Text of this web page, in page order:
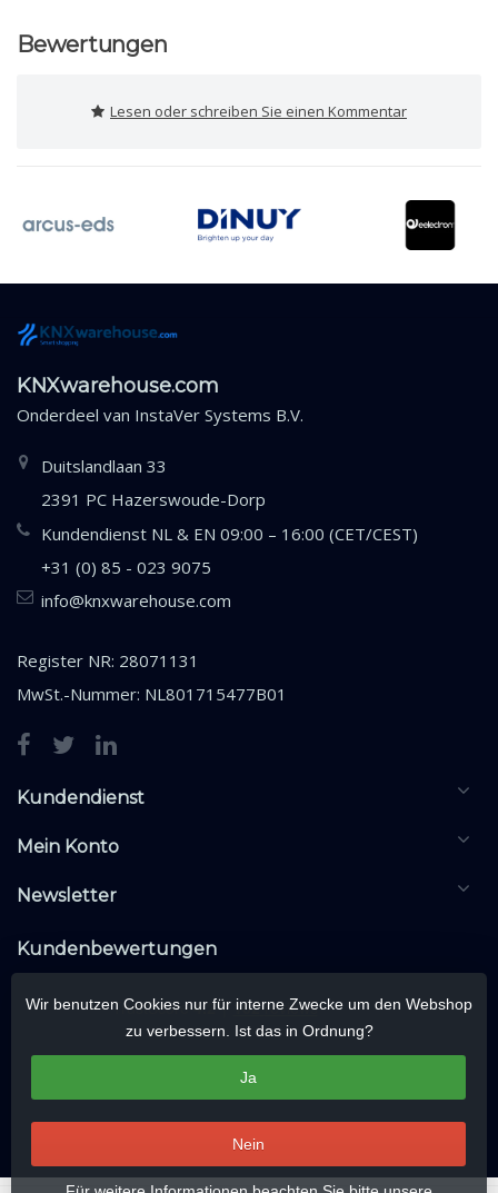
Bewertungen
Lesen oder schreiben Sie einen Kommentar
KNXwarehouse.com
Onderdeel van InstaVer Systems B.V.
Duitslandlaan 33
2391 PC Hazerswoude-Dorp
Kundendienst NL & EN 09:00 – 16:00 (CET/CEST)
+31 (0) 85 - 023 9075
info@knxwarehouse.com
Register NR: 28071131
MwSt.-Nummer: NL801715477B01
Kundendienst
Mein Konto
Newsletter
Kundenbewertungen
Wir benutzen Cookies nur für interne Zwecke um den Webshop
zu verbessern. Ist das in Ordnung?
Ja
Nein